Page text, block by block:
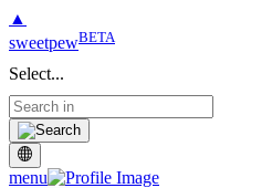
▲
sweetpewBETA
Select...
menu